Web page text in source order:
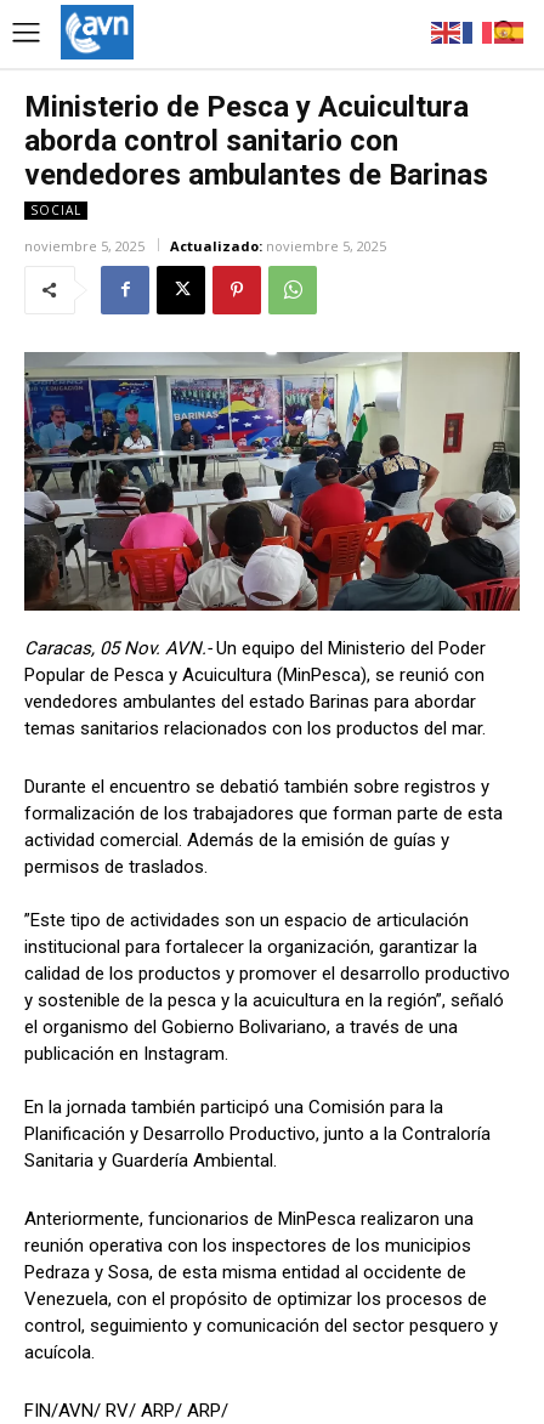
Ministerio de Pesca y Acuicultura
aborda control sanitario con
vendedores ambulantes de Barinas
SOCIAL
noviembre 5, 2025 Actualizado: noviembre 5, 2025
Caracas, 05 Nov. AVN.-Un equipo del Ministerio del Poder
Popular de Pesca y Acuicultura (MinPesca), se reunió con
vendedores ambulantes del estado Barinas para abordar
temas sanitarios relacionados con los productos del mar.
Durante el encuentro se debatió también sobre registros y
formalización de los trabajadores que forman parte de esta
actividad comercial. Además de la emisión de guías y
permisos de traslados.
”Este tipo de actividades son un espacio de articulación
institucional para fortalecer la organización, garantizar la
calidad de los productos y promover el desarrollo productivo
y sostenible de la pesca y la acuicultura en la región”, señaló
el organismo del Gobierno Bolivariano, a través de una
publicación en Instagram.
En la jornada también participó una Comisión para la
Planificación y Desarrollo Productivo, junto a la Contraloría
Sanitaria y Guardería Ambiental.
Anteriormente, funcionarios de MinPesca realizaron una
reunión operativa con los inspectores de los municipios
Pedraza y Sosa, de esta misma entidad al occidente de
Venezuela, con el propósito de optimizar los procesos de
control, seguimiento y comunicación del sector pesquero y
acuícola.
FIN/AVN/ RV/ ARP/ ARP/